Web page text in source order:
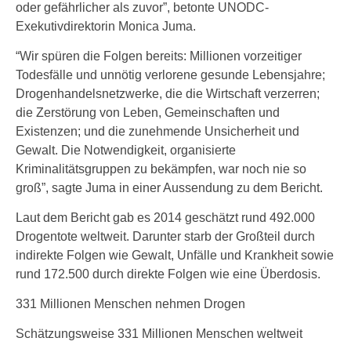
oder gefährlicher als zuvor”, betonte UNODC-
Exekutivdirektorin Monica Juma.
“Wir spüren die Folgen bereits: Millionen vorzeitiger
Todesfälle und unnötig verlorene gesunde Lebensjahre;
Drogenhandelsnetzwerke, die die Wirtschaft verzerren;
die Zerstörung von Leben, Gemeinschaften und
Existenzen; und die zunehmende Unsicherheit und
Gewalt. Die Notwendigkeit, organisierte
Kriminalitätsgruppen zu bekämpfen, war noch nie so
groß”, sagte Juma in einer Aussendung zu dem Bericht.
Laut dem Bericht gab es 2014 geschätzt rund 492.000
Drogentote weltweit. Darunter starb der Großteil durch
indirekte Folgen wie Gewalt, Unfälle und Krankheit sowie
rund 172.500 durch direkte Folgen wie eine Überdosis.
331 Millionen Menschen nehmen Drogen
Schätzungsweise 331 Millionen Menschen weltweit